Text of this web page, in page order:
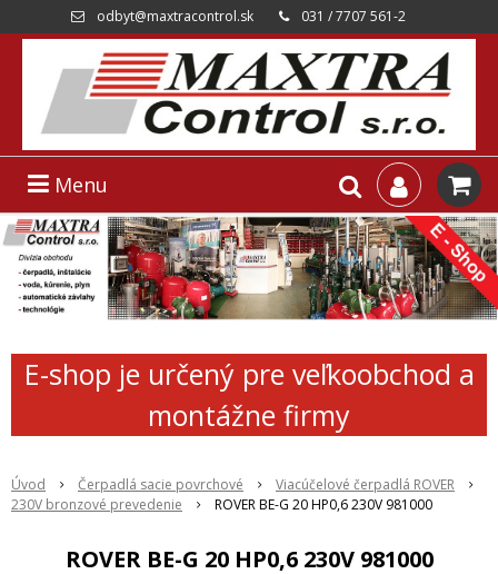
odbyt@maxtracontrol.sk 031 / 7707 561-2
Menu
E-shop je určený pre veľkoobchod a
montážne firmy
Úvod Čerpadlá sacie povrchové
Viacúčelové čerpadlá ROVER
230V bronzové prevedenie
ROVER BE-G 20 HP0,6 230V 981000
ROVER BE-G 20 HP0,6 230V 981000